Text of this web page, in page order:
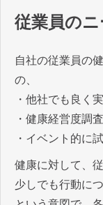
従業員の
自社の従業員の
の、
・他社でも良く
・健康経営度調
・イベント的に
健康に対して、
少しでも行動に